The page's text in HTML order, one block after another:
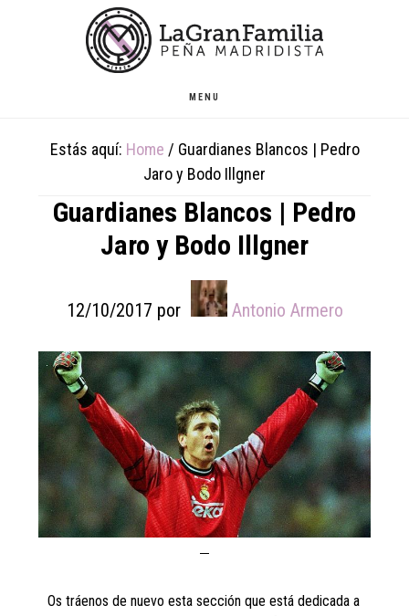
MENU
Estás aquí: Home / Guardianes Blancos | Pedro
Jaro y Bodo Illgner
Guardianes Blancos | Pedro
Jaro y Bodo Illgner
12/10/2017 por Antonio Armero
Os tráenos de nuevo esta sección que está dedicada a